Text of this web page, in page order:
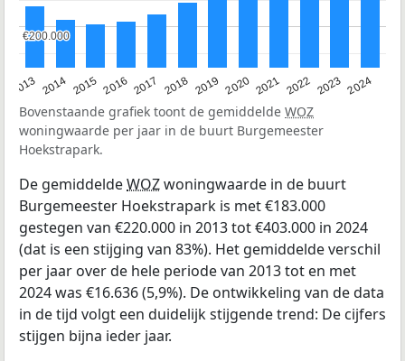
2013 2014 2015 2016 2017 2018 2019 2020 2021 2022 2023 2024
€200.000
€200.000
Bovenstaande grafiek toont de gemiddelde WOZ
woningwaarde per jaar in de buurt Burgemeester
Hoekstrapark.
De gemiddeldeWOZwoningwaarde in de buurt
Burgemeester Hoekstrapark is met €183.000
gestegen van €220.000 in 2013 tot €403.000 in 2024
(dat is een stijging van 83%). Het gemiddelde verschil
per jaar over de hele periode van 2013 tot en met
2024 was €16.636 (5,9%). De ontwikkeling van de data
in de tijd volgt een duidelijk stijgende trend: De cijfers
stijgen bijna ieder jaar.